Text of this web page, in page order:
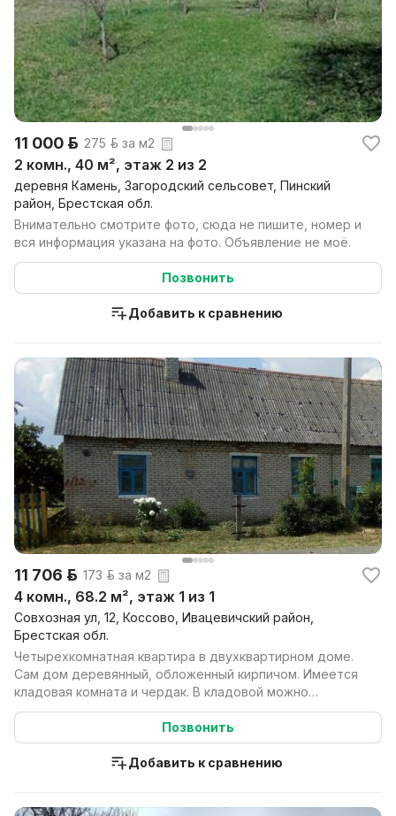
11 000 р. 275 р. за м2
2 комн., 40 м², этаж 2 из 2
деревня Камень, Загородский сельсовет, Пинский
район, Брестская обл.
Внимательно смотрите фото, сюда не пишите, номер и
вся информация указана на фото. Объявление не моё.
Позвонить
Добавить к сравнению
11 706 р. 173 р. за м2
4 комн., 68.2 м², этаж 1 из 1
Совхозная ул, 12, Коссово, Ивацевичский район,
Брестская обл.
Четырехкомнатная квартира в двухквартирном доме.
Сам дом деревянный, обложенный кирпичом. Имеется
кладовая комната и чердак. В кладовой можно
установи...
Позвонить
Добавить к сравнению